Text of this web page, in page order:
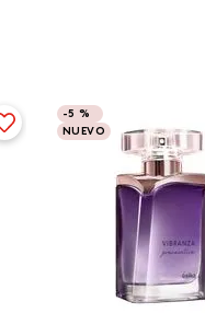
-5 %
NUEVO